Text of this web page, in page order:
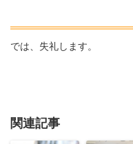
では、失礼します。
関連記事